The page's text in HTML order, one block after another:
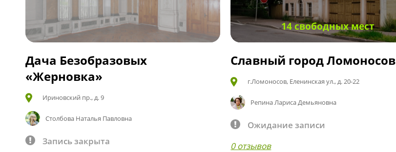
Дача Безобразовых
«Жерновка»
Ириновский пр., д. 9
Столбова Наталья Павловна
Запись закрыта
14 свободных мест
Славный город Ломоносов
г.Ломоносов, Еленинская ул., д. 20-22
Репина Лариса Демьяновна
Ожидание записи
0 отзывов